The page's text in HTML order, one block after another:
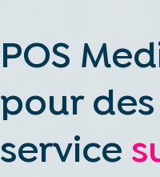
POS
pour
service